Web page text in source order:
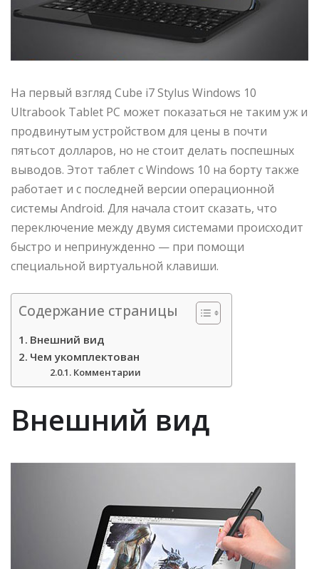
На первый взгляд Cube i7 Stylus Windows 10
Ultrabook Tablet PC может показаться не таким уж и
продвинутым устройством для цены в почти
пятьсот долларов, но не стоит делать поспешных
выводов. Этот таблет с Windows 10 на борту также
работает и с последней версии операционной
системы Android. Для начала стоит сказать, что
переключение между двумя системами происходит
быстро и непринужденно — при помощи
специальной виртуальной клавиши.
Содержание страницы
Внешний вид
Чем укомплектован
Комментарии
Внешний вид